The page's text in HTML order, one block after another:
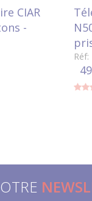
CIAR
-
Réf: